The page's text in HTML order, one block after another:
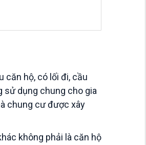
căn hộ, có lối đi, cầu
sử dụng chung cho gia
chung cư được xây
không phải là căn hộ